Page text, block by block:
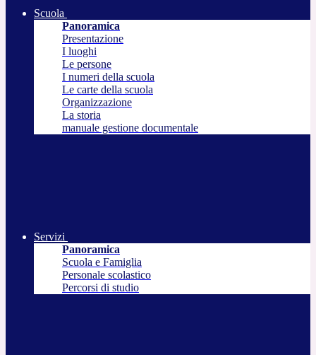
Scuola
Panoramica
Presentazione
I luoghi
Le persone
I numeri della scuola
Le carte della scuola
Organizzazione
La storia
manuale gestione documentale
Servizi
Panoramica
Scuola e Famiglia
Personale scolastico
Percorsi di studio